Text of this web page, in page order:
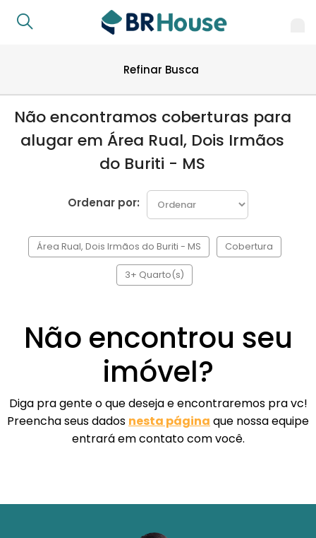
Refinar Busca
Não encontramos coberturas para
alugar em Área Rual, Dois Irmãos
do Buriti - MS
Ordenar por:
Área Rual, Dois Irmãos do Buriti - MS Cobertura
3+ Quarto(s)
Não encontrou seu
imóvel?
Diga pra gente o que deseja e encontraremos pra vc!
Preencha seus dados nesta página que nossa equipe
entrará em contato com você.